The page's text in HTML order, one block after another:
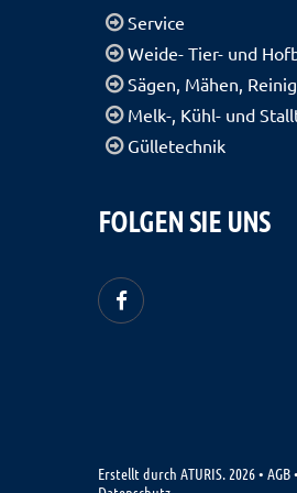
Service
Weide- Tier- und
Sägen, Mähen,
Melk-, Kühl- und
Gülletechnik
FOLGEN SIE UNS
Erstellt durch ATURIS. 2026• AGB•